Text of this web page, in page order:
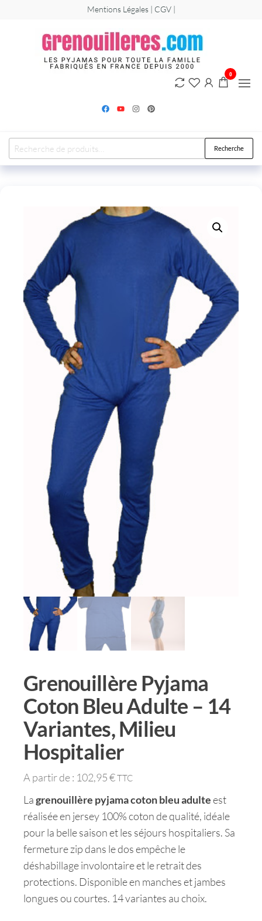
Mentions Légales | CGV |
pyjamas
hommes,
femmes et
0
Recherche
Grenouillère Pyjama
Coton Bleu Adulte – 14
Variantes, Milieu
Hospitalier
A partir de : 102,95€TTC
Lagrenouillère pyjama coton bleu adulteest
réalisée en jersey 100% coton de qualité, idéale
pour la belle saison et les séjours hospitaliers. Sa
fermeture zip dans le dos empêche le
déshabillage involontaire et le retrait des
protections. Disponible en manches et jambes
longues ou courtes. 14 variantes au choix.